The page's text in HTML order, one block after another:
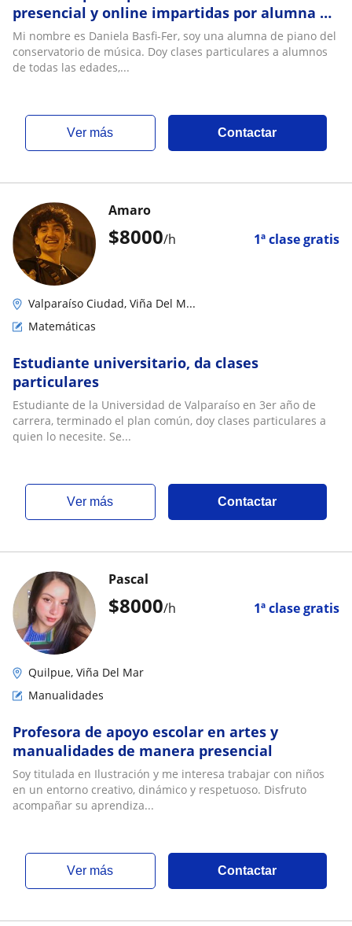
presencial y online impartidas por alumna de
conservatorio
Mi nombre es Daniela Basfi-Fer, soy una alumna de piano del
conservatorio de música. Doy clases particulares a alumnos
de todas las edades,...
ver más Contactar
$8000/h 1ª clase gratis
Amaro
Valparaíso Ciudad, Viña Del M...
Matemáticas
Estudiante universitario, da clases
particulares
Estudiante de la Universidad de Valparaíso en 3er año de
carrera, terminado el plan común, doy clases particulares a
quien lo necesite. Se...
ver más Contactar
$8000/h 1ª clase gratis
Pascal
Quilpue, Viña Del Mar
Manualidades
Profesora de apoyo escolar en artes y
manualidades de manera presencial
Soy titulada en Ilustración y me interesa trabajar con niños
en un entorno creativo, dinámico y respetuoso. Disfruto
acompañar su aprendiza...
ver más Contactar